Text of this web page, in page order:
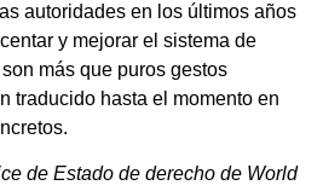
autoridades en los últimos años
y mejorar el sistema de
más que puros gestos
traducido hasta el momento en
de Estado de derecho de World